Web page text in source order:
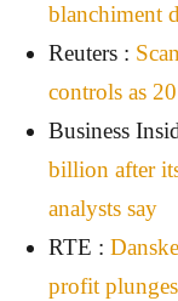
blanchiment
Reuters :
controls as
Business
billion after
analysts say
RTE :
profit plunges